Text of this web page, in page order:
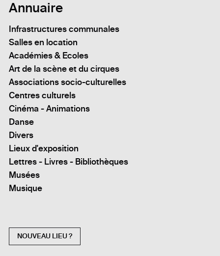
Annuaire
Infrastructures communales
Salles en location
Académies & Ecoles
Art de la scène et du cirques
Associations socio-culturelles
Centres culturels
Cinéma - Animations
Danse
Divers
Lieux d'exposition
Lettres - Livres - Bibliothèques
Musées
Musique
NOUVEAU LIEU ?